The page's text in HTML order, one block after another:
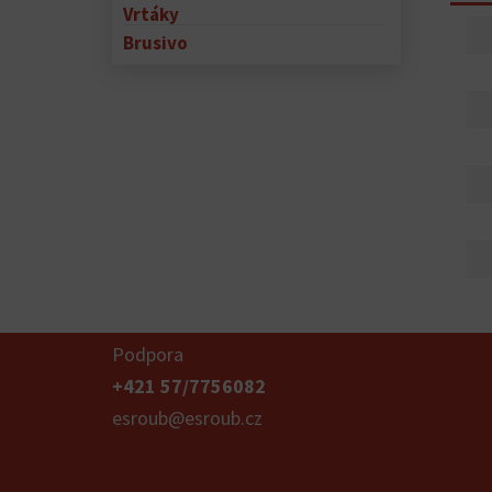
Vrtáky
Brusivo
Podpora
+421 57/7756082
esroub@esroub.cz